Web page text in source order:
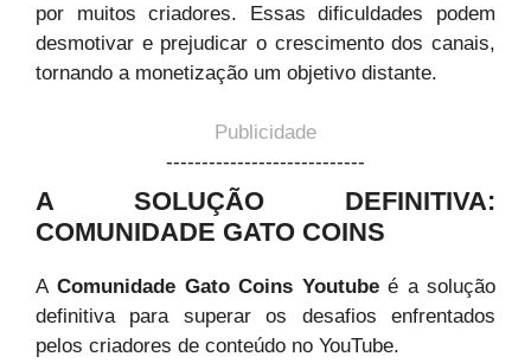
por muitos criadores. Essas dificuldades podem
desmotivar e prejudicar o crescimento dos canais,
tornando a monetização um objetivo distante.
Publicidade
----------------------------
A SOLUÇÃO DEFINITIVA:
COMUNIDADE GATO COINS
AComunidade Gato Coins Youtubeé a solução
definitiva para superar os desafios enfrentados
pelos criadores de conteúdo no YouTube.